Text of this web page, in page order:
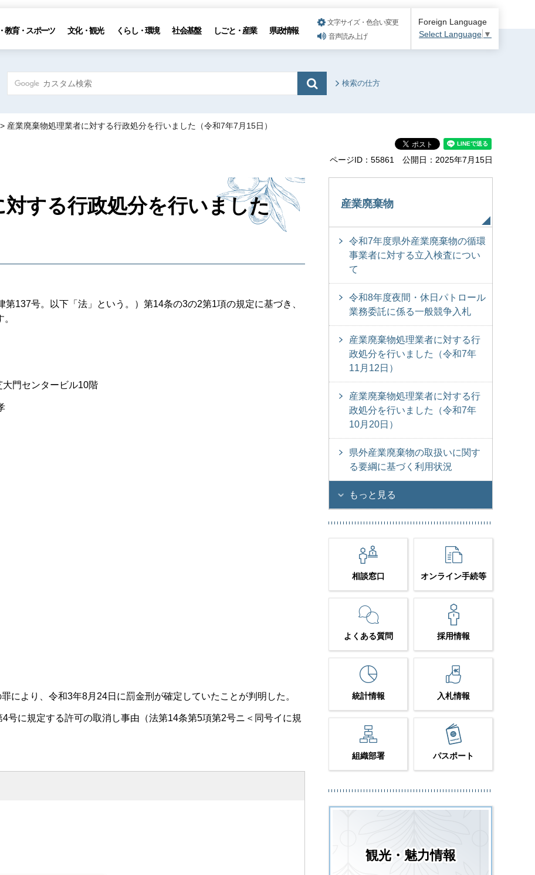
教育・スポーツ 文化・観光 くらし・環境 社会基盤 しごと・産業 県政情報
文字サイズ・色合い変更
音声読み上げ
Foreign Language
Select Language ▼
検索の仕方
> 産業廃棄物処理業者に対する行政処分を行いました（令和7年7月15日）
ページID：55861 公開日：2025年7月15日
する行政処分を行いました
137号。以下「法」という。）第14条の3の2第1項の規定に基づき、
門センタービル10階
により、令和3年8月24日に罰金刑が確定していたことが判明した。
号に規定する許可の取消し事由（法第14条第5項第2号ニ＜同号イに規
産業廃棄物
令和7年度県外産業廃棄物の循環
事業者に対する立入検査につい
て
令和8年度夜間・休日パトロール
業務委託に係る一般競争入札
産業廃棄物処理業者に対する行
政処分を行いました（令和7年
11月12日）
産業廃棄物処理業者に対する行
政処分を行いました（令和7年
10月20日）
県外産業廃棄物の取扱いに関す
る要綱に基づく利用状況
もっと見る
相談窓口 オンライン手続等
よくある質問 採用情報
統計情報 入札情報
組織部署 パスポート
観光・魅力情報